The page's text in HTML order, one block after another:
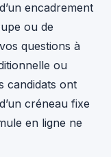
encadrement
ou de
questions à
ou
candidats ont
créneau fixe
en ligne ne